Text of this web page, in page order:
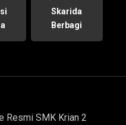
Skarida
Berbagi
Resmi SMK Krian 2